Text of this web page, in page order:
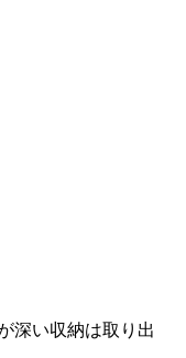
深い収納は取り出